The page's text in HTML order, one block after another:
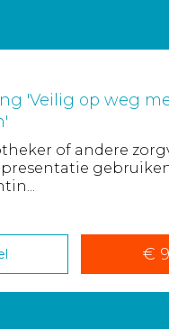
'Veilig op weg
of andere
presentatie
€